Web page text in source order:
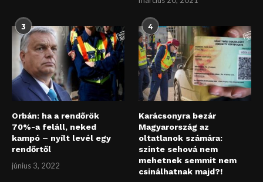
3
Orbán: ha a rendőrök
70%-a feláll, neked
kampó – nyílt levél egy
rendőrtől
június 3, 2022
4
Karácsonyra bezár
Magyarország az
oltatlanok számára:
szinte sehová nem
mehetnek semmit nem
csinálhatnak majd?!